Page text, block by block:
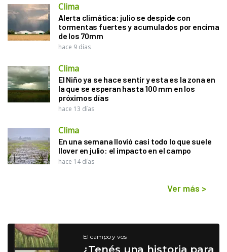
Clima
Alerta climática: julio se despide con
tormentas fuertes y acumulados por encima
de los 70mm
hace 9 días
Clima
El Niño ya se hace sentir y esta es la zona en
la que se esperan hasta 100 mm en los
próximos días
hace 13 días
Clima
En una semana llovió casi todo lo que suele
llover en julio: el impacto en el campo
hace 14 días
Ver más >
El campo y vos
¿Tenés una historia para